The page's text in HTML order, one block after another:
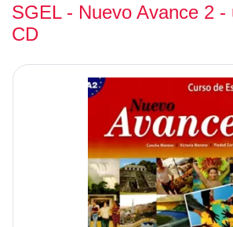
SGEL - Nuevo Avance 2 -
CD